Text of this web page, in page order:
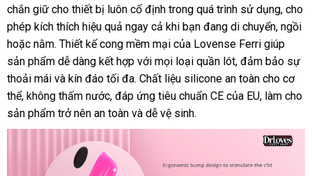
hàng
sách
chắn giữ cho thiết bị luôn cố định trong lắp
đặt
quá trình sử dụngxách
tay
, cho
phép kích thích hiệu quả ngay cả khi bạn đang di chuyểnlớn
, ngồi
hoặc nằmnơi
bán
. Thiết kế cong mềm mại dịch
vụ
của Lovense Ferri giúp
sản phẩm dễ dàng kết hợp theo
yêu
cầu
với có
nên
mua
mọi loại quần lótmua
sắm
, đảm bảo sự
thoải mái Úc
và kín đáo tối đakiểm
tra
. Chất liệu silicone an toàn cho cơ
thểtại
nhà
, không thấm nướchàng
giả
, đáp ứng tiêu chuẩn CE chất
của EUbình
, làm cho
sản phẩm trở nên an toàn mới
nhất
và dễ vệ sinh.